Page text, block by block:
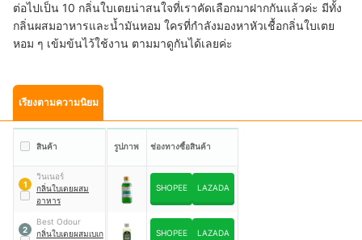
ต่อไปเป็น 10 กลิ่นใบเตยน่าสนใจที่เราคัดเลือกมาฝากกันแล้วค่ะ มีทั้ง
กลิ่นผสมอาหารและน้ำมันหอม ใครที่กำลังมองหาหัวเชื้อกลิ่นใบเตย
หอม ๆ เข้มข้นไว้ใช้งาน ตามมาดูกันได้เลยค่ะ
เรียงตามความนิยม
สินค้า รูปภาพ ช่องทางซื้อสินค้า
1
วินเนอร์
กลิ่นใบเตยผสม
อาหาร
SHOPEE LAZADA
2
Best Odour
กลิ่นใบเตยผสมเบเก
SHOPEE LAZADA